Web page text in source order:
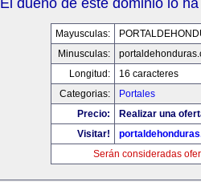
El dueño de este dominio lo
Mayusculas:
Minusculas:
Longitud:
16 caracteres
Categorias:
Portales
Precio:
Realizar una
Visitar!
Serán consideradas